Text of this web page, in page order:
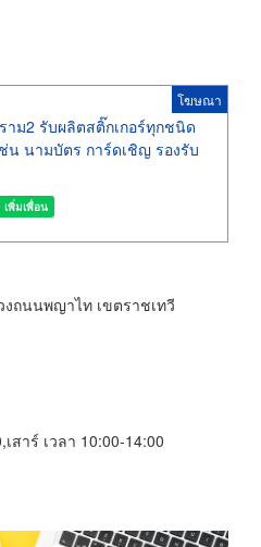
โฆษณา
าม2 รับผลิตสติ๊กเกอร์ทุกชนิด
น นามบัตร การ์ดเชิญ รองรับ
ถนนพญาไท เขตราชเทวี
สาร์ เวลา 10:00-14:00